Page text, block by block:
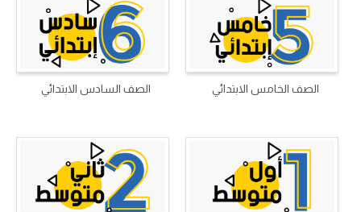
الصف الخامس الابتدائي الصف السادس الابتدائي